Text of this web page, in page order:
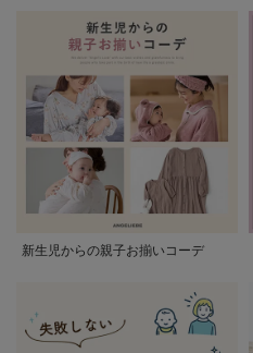
新生児からの親子お揃いコーデ